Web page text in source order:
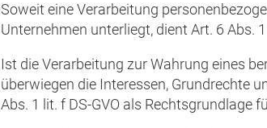
Soweit eine Verarbeitung
Unternehmen unterliegt, dient Art. 6 Abs.
Ist die Verarbeitung zur Wahrung eines
überwiegen die Interessen, Grundrechte
Abs. 1 lit. f DS-GVO als Rechtsgrundlage